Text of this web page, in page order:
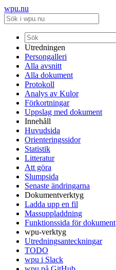
wpu.nu
Utredningen
Persongalleri
Alla avsnitt
Alla dokument
Protokoll
Analys av Kulor
Förkortningar
Uppslag med dokument
Innehåll
Huvudsida
Orienteringssidor
Statistik
Litteratur
Att göra
Slumpsida
Senaste ändringarna
Dokumentverktyg
Ladda upp en fil
Massuppladdning
Funktionssida för dokument
wpu-verktyg
Utredningsanteckningar
TODO
wpu i Slack